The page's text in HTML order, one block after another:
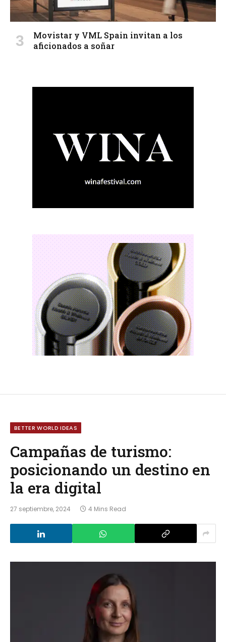
Movistar y VML Spain invitan a los
aficionados a soñar
BETTER WORLD IDEAS
Campañas de turismo:
posicionando un destino en
la era digital
27 septiembre, 2024 4 Mins Read